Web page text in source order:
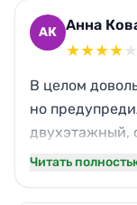
АК Анна
★★★★★
В целом
но
двухэтажный,
Читать